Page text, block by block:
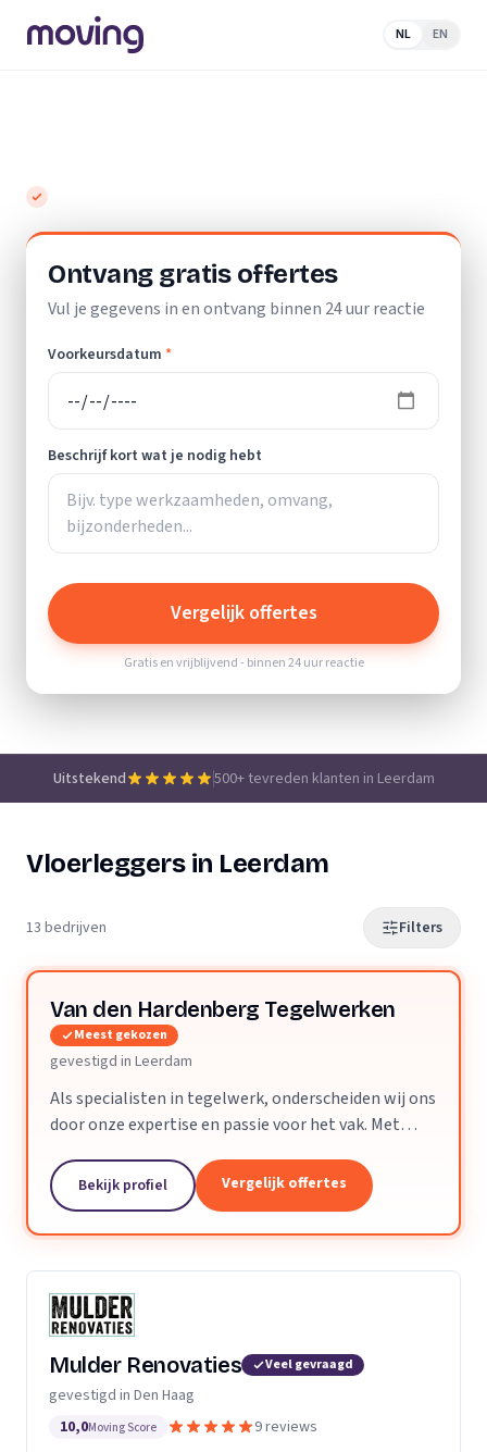
NL EN
Ontvang gratis offertes
Vul je gegevens in en ontvang binnen 24 uur reactie
Voorkeursdatum *
Beschrijf kort wat je nodig hebt
Vergelijk offertes
Gratis en vrijblijvend - binnen 24 uur reactie
Uitstekend 500+ tevreden klanten in Leerdam
Vloerleggers in Leerdam
13 bedrijven Filters
Van den Hardenberg Tegelwerken
Meest gekozen
gevestigd in Leerdam
Als specialisten in tegelwerk, onderscheiden wij ons
door onze expertise en passie voor het vak. Met
tegeloplossingen voor zowel particulieren als...
Bekijk profiel Vergelijk offertes
Mulder Renovaties Veel gevraagd
gevestigd in Den Haag
10,0Moving Score 9 reviews